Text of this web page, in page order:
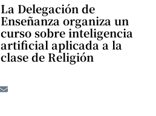
La Delegación de
Enseñanza organiza un
curso sobre inteligencia
artificial aplicada a la
clase de Religión